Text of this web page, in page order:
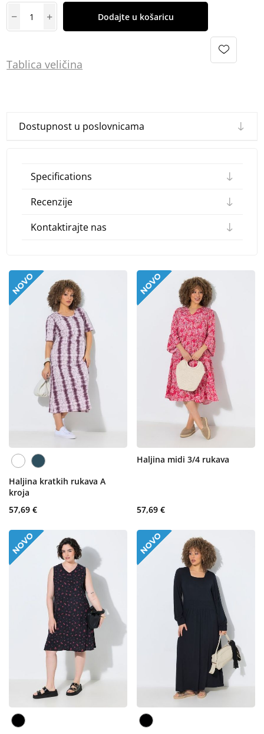
Dodajte u košaricu
Tablica veličina
Dostupnost u poslovnicama
Specifications
Recenzije
Kontaktirajte nas
Haljina kratkih rukava A
kroja
57,69 €
Haljina midi 3/4 rukava
57,69 €